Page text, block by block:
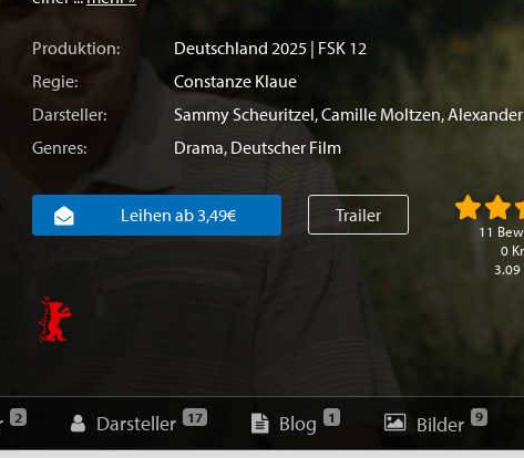
Produktion: Deutschland 2025 | FSK 12
Regie:
Constanze Klaue
Darsteller:
Sammy Scheuritzel,Camille Moltzen,
Genres:
Drama, Deutscher Film
Leihen ab 3,49€ Trailer
11
0
3.09
2 Darsteller 17 Blog 1 Bilder 9